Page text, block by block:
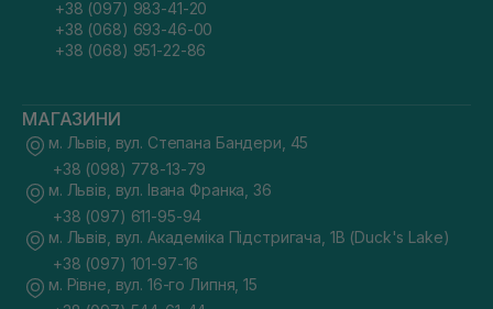
+38 (097) 983-41-20
+38 (068) 693-46-00
+38 (068) 951-22-86
МАГАЗИНИ
м. Львів, вул. Степана Бандери, 45
+38 (098) 778-13-79
м. Львів, вул. Івана Франка, 36
+38 (097) 611-95-94
м. Львів, вул. Академіка Підстригача, 1В (Duck's Lake)
+38 (097) 101-97-16
м. Рівне, вул. 16-го Липня, 15